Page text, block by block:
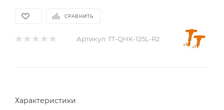
СРАВНИТЬ
Артикул: TT-QHK-125L-R2
Характеристики